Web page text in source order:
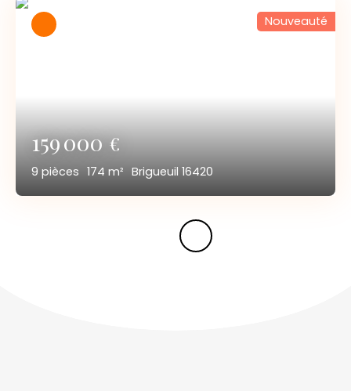
159 000€
9 pièces 174 m² Brigueuil 16420
Nouveauté